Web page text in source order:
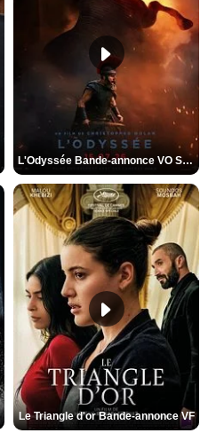
L'Odyssée Bande-annonce VO STFR
Le Triangle d'or Bande-annonce VF